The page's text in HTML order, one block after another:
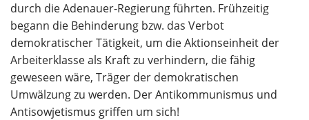
durch die Adenauer-Regierung führten. Frühzeitig
begann die Behinderung bzw. das Verbot
demokratischer Tätigkeit, um die Aktionseinheit der
Arbeiterklasse als Kraft zu verhindern, die fähig
geweseen wäre, Träger der demokratischen
Umwälzung zu werden. Der Antikommunismus und
Antisowjetismus griffen um sich!